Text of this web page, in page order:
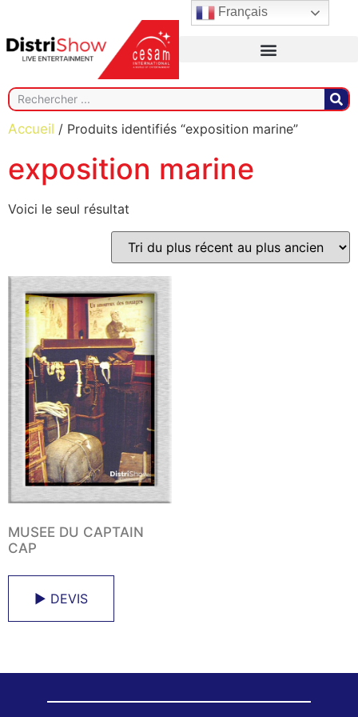
Accueil / Produits identifiés “exposition marine”
exposition marine
Voici le seul résultat
MUSEE DU CAPTAIN
CAP
► DEVIS
Français